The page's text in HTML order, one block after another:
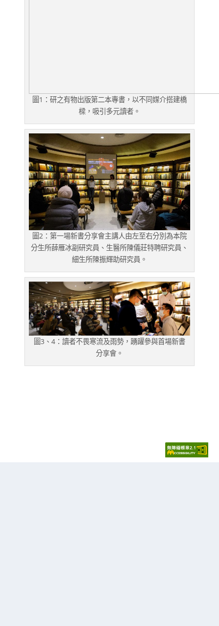
圖1：研之有物出版第二本專書，以不同媒介搭建橋
樑，吸引多元讀者。
圖2：第一場新書分享會主講人由左至右分別為本院
分生所薛雁冰副研究員、生醫所陳儀莊特聘研究員、
細生所陳振輝助研究員。
圖3、4：讀者不畏寒流及雨勢，踴躍參與首場新書
分享會。